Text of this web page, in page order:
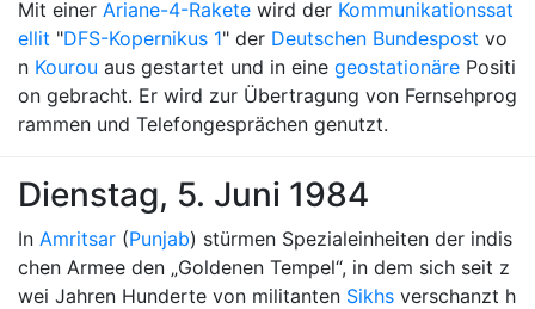
Mit einer Ariane-4-Rakete wird der Kommunikationssat
ellit "DFS-Kopernikus 1" der Deutschen Bundespost vo
n Kourou aus gestartet und in eine geostationäre Positi
on gebracht. Er wird zur Übertragung von Fernsehprog
rammen und Telefongesprächen genutzt.
Dienstag, 5. Juni 1984
In Amritsar (Punjab) stürmen Spezialeinheiten der indis
chen Armee den „Goldenen Tempel“, in dem sich seit z
wei Jahren Hunderte von militanten Sikhs verschanzt h